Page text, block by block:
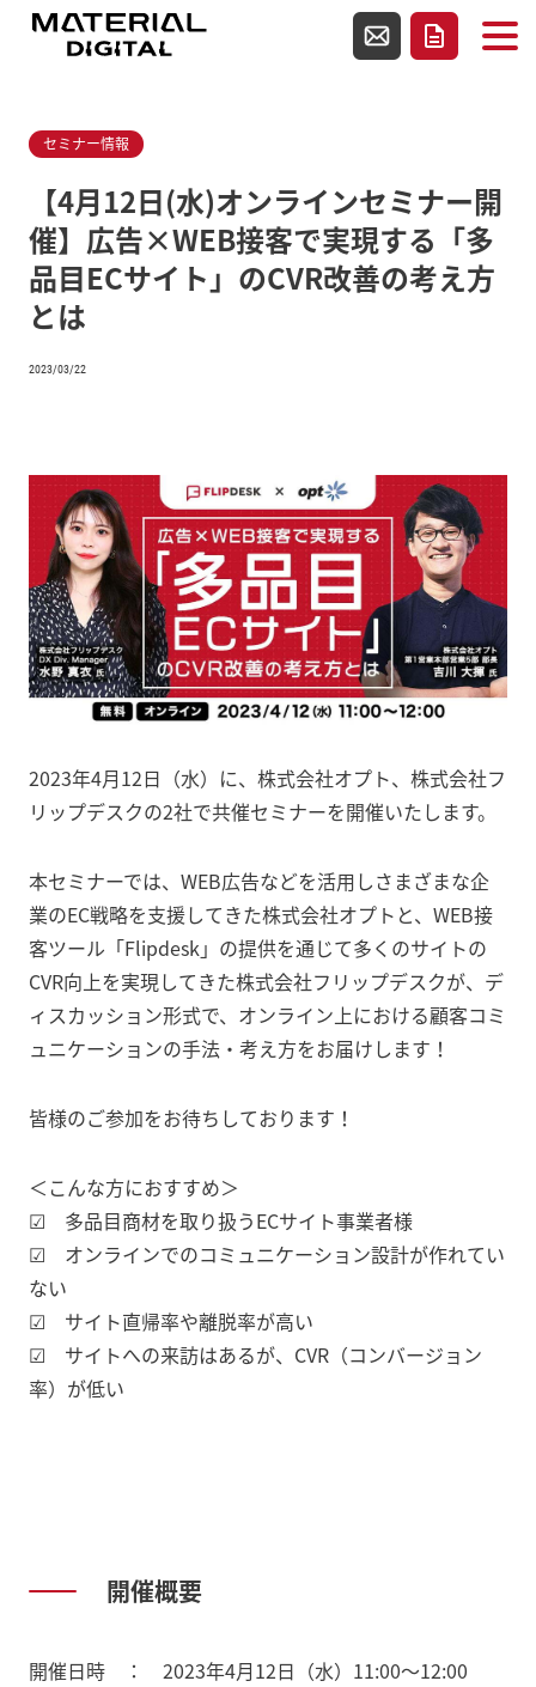
使用テンプレートファイルsingle.php
お問い合わせ
資料請求
セミナー情報
【4月12日(水)オンラインセミナー開
催】広告×WEB接客で実現する「多
品目ECサイト」のCVR改善の考え方
とは
2023/03/22
2023年4月12日（水）に、株式会社オプト、株式会社フ
リップデスクの2社で共催セミナーを開催いたします。
本セミナーでは、WEB広告などを活用しさまざまな企
業のEC戦略を支援してきた株式会社オプトと、WEB接
客ツール「Flipdesk」の提供を通じて多くのサイトの
CVR向上を実現してきた株式会社フリップデスクが、デ
ィスカッション形式で、オンライン上における顧客コミ
ュニケーションの手法・考え方をお届けします！
皆様のご参加をお待ちしております！
＜こんな方におすすめ＞
☑ 多品目商材を取り扱うECサイト事業者様
☑ オンラインでのコミュニケーション設計が作れてい
ない
☑ サイト直帰率や離脱率が高い
☑ サイトへの来訪はあるが、CVR（コンバージョン
率）が低い
開催概要
開催日時 ： 2023年4月12日（水）11:00～12:00